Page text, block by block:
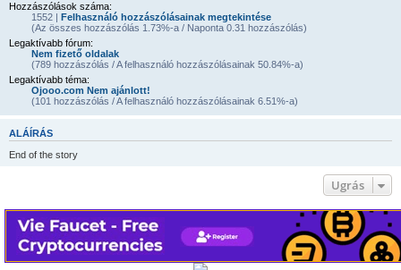
Hozzászólások száma:
1552 | Felhasználó hozzászólásainak megtekintése
(Az összes hozzászólás 1.73%-a / Naponta 0.31 hozzászólás)
Legaktívabb fórum:
Nem fizető oldalak
(789 hozzászólás / A felhasználó hozzászólásainak 50.84%-a)
Legaktívabb téma:
Ojooo.com Nem ajánlott!
(101 hozzászólás / A felhasználó hozzászólásainak 6.51%-a)
ALÁÍRÁS
End of the story
Ugrás